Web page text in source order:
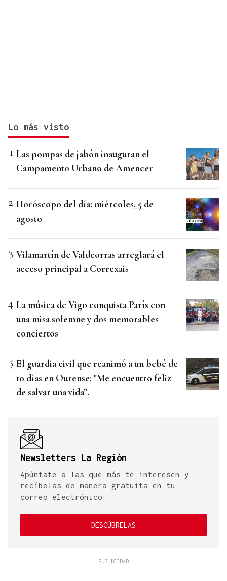
Lo más visto
Las pompas de jabón inauguran el
Campamento Urbano de Amencer
Horóscopo del día: miércoles, 5 de
agosto
Vilamartín de Valdeorras arreglará el
acceso principal a Correxais
La música de Vigo conquista París con
una misa solemne y dos memorables
conciertos
El guardia civil que reanimó a un bebé de
10 días en Ourense: "Me encuentro feliz
de salvar una vida”.
Newsletters La Región
Apúntate a las que más te interesen y
recíbelas de manera gratuita en tu
correo electrónico
DESCÚBRELAS